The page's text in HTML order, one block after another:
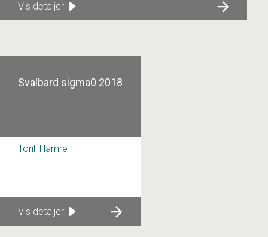
Vis detaljer
Svalbard sigma0 2018
Torill Hamre
Vis detaljer